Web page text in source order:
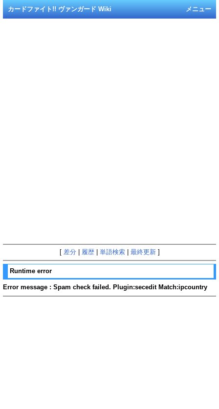
メニュー
カードファイト!! ヴァンガード Wiki
[ 差分 履歴| 単語検索| 最終更新]
Runtime error
Error message : Spam check failed. Plugin:secedit Match:ipcountry